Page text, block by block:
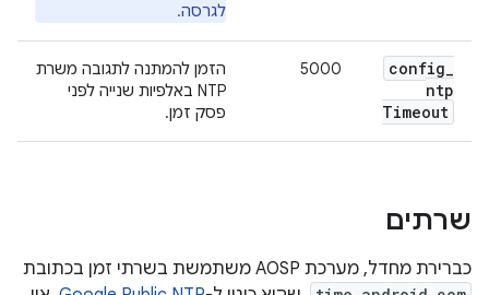
לגרסה.
config_
ntp
Timeout
5000
הזמן להמתנה לתגובה משרת
NTP באלפיות שנייה לפני
פסק זמן.
שרתים
כברירת מחדל, מערכת AOSP משתמשת בשרתי זמן בכתובת